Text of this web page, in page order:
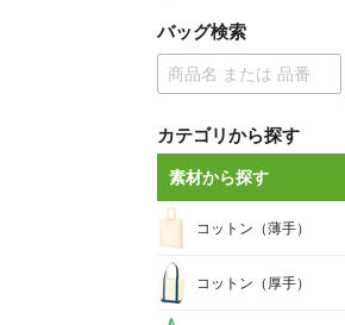
バッグ検索
カテゴリから探す
素材から探す
コットン（薄手）
コットン（厚手）